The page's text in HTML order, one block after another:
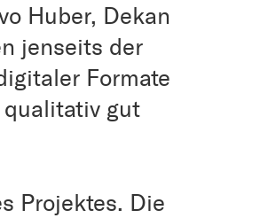
Huber, Dekan
jenseits der
Formate
qualitativ gut
Projektes. Die